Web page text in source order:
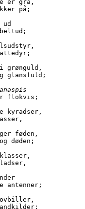
er grå,
på;
grønguld,
og glansfuld;
anaspis
flokvis;
kyradser,
føden,
og døden;
antenner;